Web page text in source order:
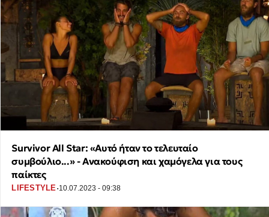
Survivor All Star: «Αυτό ήταν το τελευταίο
συμβούλιο...» - Ανακούφιση και χαμόγελα για τους
παίκτες
LIFESTYLE·10.07.2023 - 09:38